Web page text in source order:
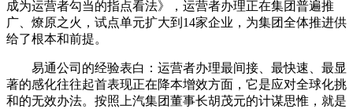
成为运营者勾当的指点看法》，运营者办理正在集团普遍推
广、燎原之火，试点单元扩大到14家企业，为集团全体推进供
给了根本和前提。
易通公司的经验表白：运营者办理最间接、最快速、最显
著的感化往往起首表现正在降本增效方面，它是应对全球化挑
和的无效办法。按照上汽集团董事长胡茂元的计谋思惟，就是